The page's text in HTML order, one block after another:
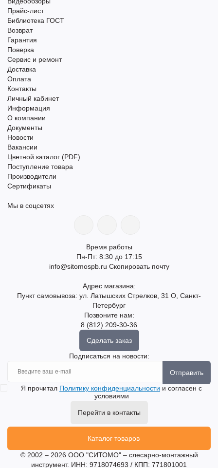
Прайс-лист
Библиотека ГОСТ
Возврат
Гарантия
Поверка
Сервис и ремонт
Доставка
Оплата
Контакты
Личный кабинет
Информация
О компании
Документы
Новости
Вакансии
Цветной каталог (PDF)
Поступление товара
Производители
Сертификаты
Мы в соцсетях
Время работы
Пн-Пт: 8:30 до 17:15
info@sitomospb.ru Скопировать почту
Адрес магазина:
Пункт самовывоза: ул. Латышских Стрелков, 31 О, Санкт-
Петербург
Позвоните нам:
8 (812) 209-30-36
Сделать заказ
Подписаться на новости:
Отправить
Я прочитал Политику конфиденциальности и согласен с
условиями
Перейти в контакты
Каталог товаров
© 2002 – 2026 ООО "СИТОМО" – слесарно-монтажный
инструмент. ИНН: 9718074693 / КПП: 771801001